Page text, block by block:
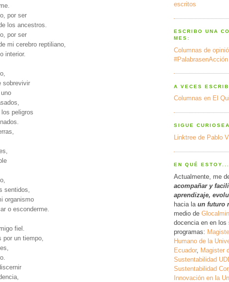
por ser
los ancestros.
por ser
mi cerebro reptiliano,
interior.
sobrevivir
peligros
sentidos,
organismo
o esconderme.
fiel.
por un tiempo,
escritos
ESCRIBO UNA
MES:
Columnas de
#PalabrasenAcción
A VECES
Columnas en El
SIGUE
Linktree de Pablo
EN QUÉ ESTOY...
Actualmente, me
acompañar y
aprendizaje,
hacia la un futuro
medio de
docencia en en los
programas:
Humano de la
Ecuador, Magister
Sustentabilidad
Sustentabilidad
Innovación en la